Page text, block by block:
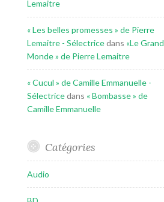
Lemaitre
« Les belles promesses » de Pierre
Lemaitre - Sélectricedans «Le Grand
Monde » de Pierre Lemaitre
« Cucul » de Camille Emmanuelle -
Sélectricedans « Bombasse » de
Camille Emmanuelle
Catégories
Audio